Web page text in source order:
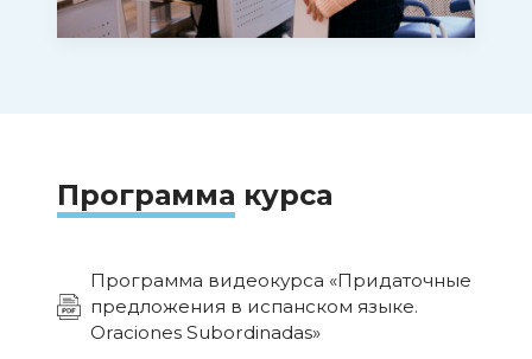
использовать грамматику
«повышенного уровня». Знания,
письменной и устной частях
олимпиады важно уверенно
темой
Программа курса
Программа видеокурса «Придаточные
предложения в испанском языке.
Oraciones Subordinadas»